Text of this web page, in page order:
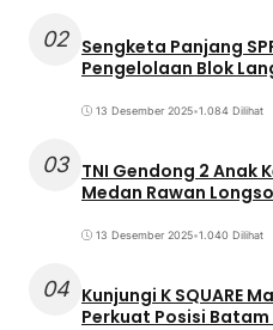
02 Sengketa Panjang
Pengelolaan Blok
13 Desember 2025•1.084 Dilihat
03 TNI Gendong 2 Anak
Medan Rawan
13 Desember 2025•1.040 Dilihat
04 Kunjungi K SQUARE
Perkuat Posisi